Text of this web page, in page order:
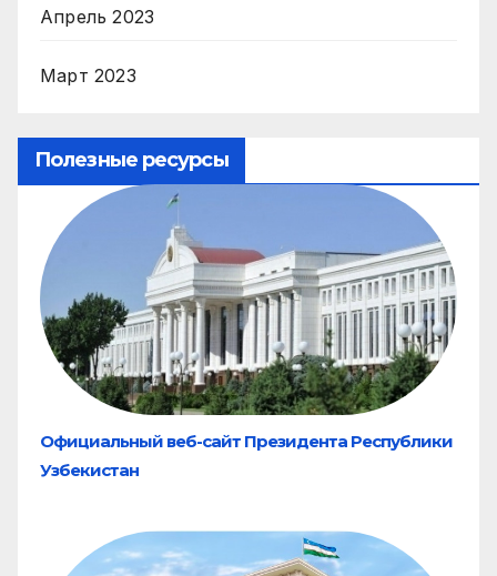
Апрель 2023
Март 2023
Полезные ресурсы
Официальный веб-сайт Президента Республики
Узбекистан